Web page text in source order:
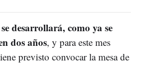
desarrollará, como ya se
dos años, y para este mes
previsto convocar la mesa de